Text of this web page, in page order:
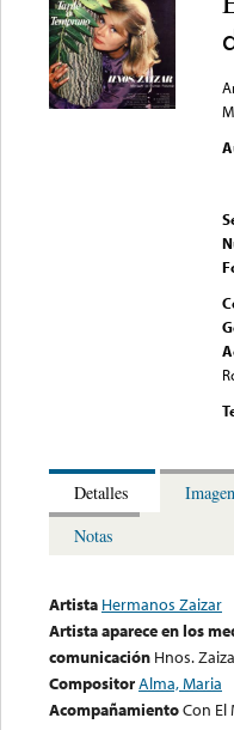
Detalles
Notas
Artista Hermanos Zaizar
Artista aparece en los
comunicación Hnos.
CompositorAlma, Maria
AcompañamientoCon El